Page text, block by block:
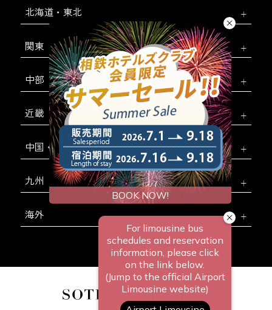
北海道・東北
関東
中部
近畿
中国・四国
九州
海外